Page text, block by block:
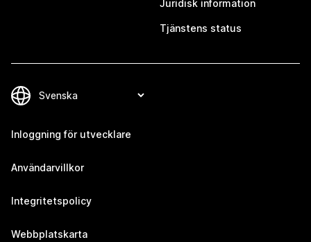
Juridisk information
Tjänstens status
Inloggning för utvecklare
Användarvillkor
Integritetspolicy
Webbplatskarta